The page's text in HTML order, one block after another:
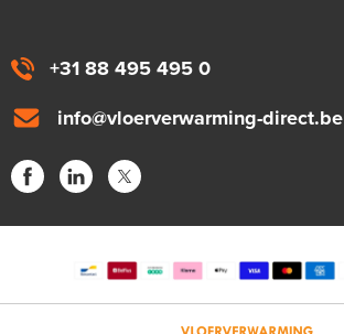
+31 88 495 495 0
info@vloerverwarming-direct.be